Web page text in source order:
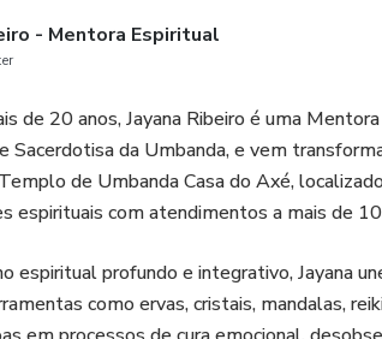
- Mentora Espiritual
de 20 anos, Jayana Ribeiro é uma
da Umbanda, e vem
de Umbanda Casa do Axé,
espirituais com atendimentos a mais de
espiritual profundo e integrativo, Jayana
como ervas, cristais, mandalas,